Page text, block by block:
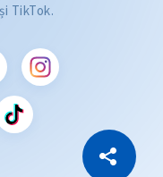
Copiază Link
TikTok.